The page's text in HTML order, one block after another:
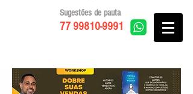
77 99810-9991
Sugestões de pauta